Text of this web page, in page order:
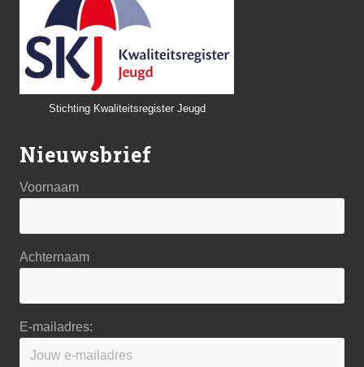
Stichting Kwaliteitsregister Jeugd
Nieuwsbrief
Voornaam
Achternaam
E-mailadres: